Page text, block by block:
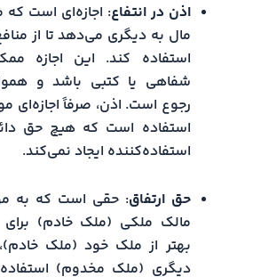
اذن در انتفاع: اجازه‌ای است
مال به دیگری می‌دهد تا از
استفاده کند. این اجازه
شفاهی یا کتبی باشد و
رجوع است. اذن، صرفاً اجازه‌ای
استفاده است که هیچ حق
استفاده‌کننده ایجاد نمی‌کند.
حق ارتفاق: حقی است که به
مالک ملکی (ملک خادم) برای
بهتر از ملک خود (ملک
دیگری (ملک مخدوم)